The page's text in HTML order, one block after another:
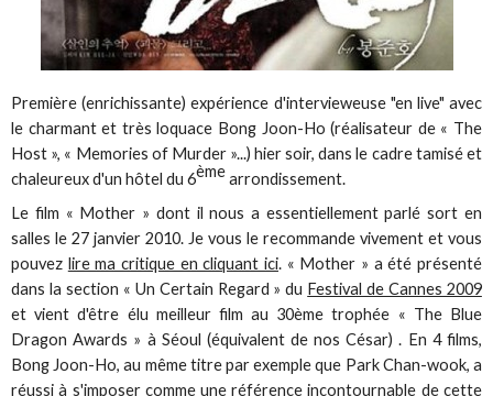
Première (enrichissante) expérience d'intervieweuse "en live" avec
le charmant et très loquace Bong Joon-Ho (réalisateur de « The
Host », « Memories of Murder »...) hier soir, dans le cadre tamisé et
chaleureux d'un hôtel du 6èmearrondissement.
Le film « Mother » dont il nous a essentiellement parlé sort en
salles le 27 janvier 2010. Je vous le recommande vivement et vous
pouvez lire ma critique en cliquant ici. « Mother » a été présenté
dans la section « Un Certain Regard » du Festival de Cannes 2009
et vient d'être élu meilleur film au 30ème trophée « The Blue
Dragon Awards » à Séoul (équivalent de nos César) . En 4 films,
Bong Joon-Ho, au même titre par exemple que Park Chan-wook, a
réussi à s'imposer comme une référence incontournable de cette